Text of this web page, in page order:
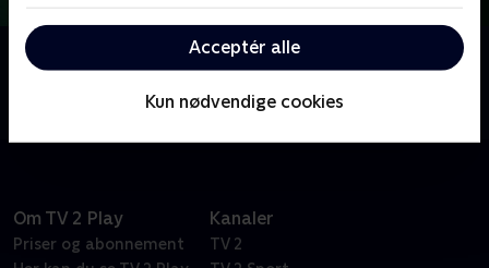
Acceptér alle
Kun nødvendige cookies
Om Badminton
Sport og TV 2 Play.
Om TV 2 Play
Priser og abonnement
Kanaler
TV 2